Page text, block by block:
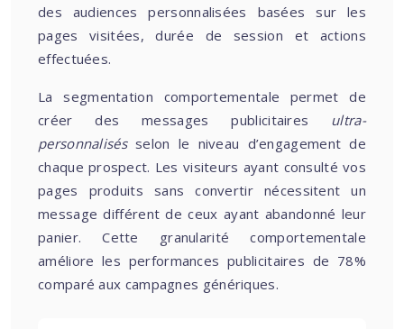
des audiences personnalisées basées sur les
pages visitées, durée de session et actions
effectuées.
La segmentation comportementale permet de
créer des messages publicitaires ultra-
personnalisésselon le niveau d’engagement de
chaque prospect. Les visiteurs ayant consulté vos
pages produits sans convertir nécessitent un
message différent de ceux ayant abandonné leur
panier. Cette granularité comportementale
améliore les performances publicitaires de 78%
comparé aux campagnes génériques.